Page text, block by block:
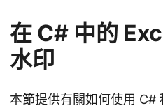
在 C# 中的
水印
本節提供有關如何使用 C#